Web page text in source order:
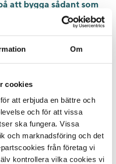
Om
cookies
att erbjuda en bättre och
och för att vissa
ska fungera. Vissa
och marknadsföring och det
från företag vi
kontrollera vilka cookies vi
att bygga sådant som
Ja,
faktiskt. Och det är
om det. Besök gärna
så ska vi nog kunna
en hel del andra redan
byggentreprenör.